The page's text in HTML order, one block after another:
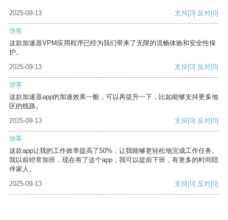
2025-09-13 支持[0] 反对[0]
游客
这款加速器VPM应用程序已经为我们带来了无限的流畅体验和安全性保
护。
2025-09-13
支持[0] 反对[0]
游客
这款加速器app的加速效果一般，可以再提升一下，比如能够支持更多地
区的线路。
2025-09-13
支持[0] 反对[0]
游客
这款app让我的工作效率提高了50%，让我能够更轻松地完成工作任务。
我以前经常加班，现在有了这个app，我可以提前下班，有更多的时间陪
伴家人。
2025-09-13
支持[0] 反对[0]